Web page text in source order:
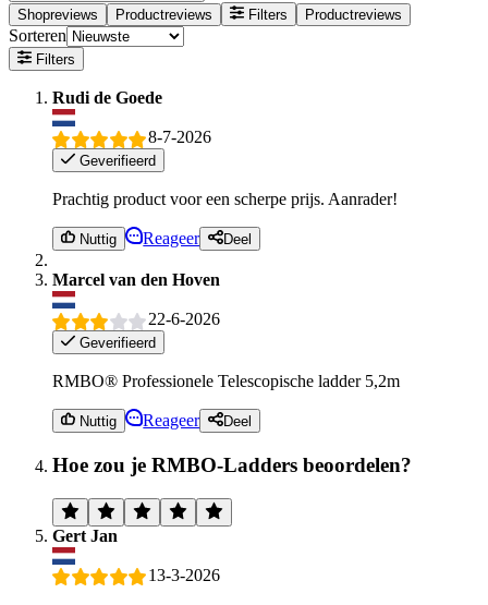
Shopreviews
Productreviews Filters Productreviews
Sorteren
Filters
Rudi de Goede
8-7-2026
Geverifieerd
Prachtig product voor een scherpe prijs. Aanrader!
Nuttig Reageer Deel
Marcel van den Hoven
22-6-2026
Geverifieerd
RMBO® Professionele Telescopische ladder 5,2m
Nuttig Reageer Deel
Hoe zou je RMBO-Ladders beoordelen?
Gert Jan
13-3-2026